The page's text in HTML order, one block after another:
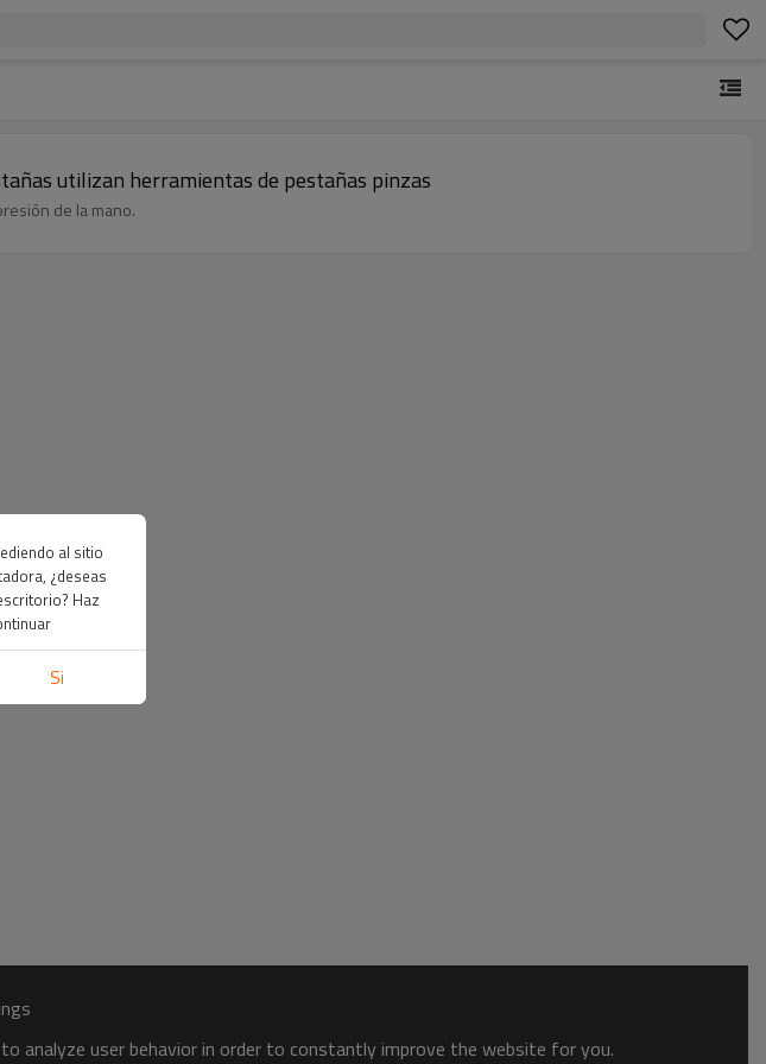
utilizan herramientas de pestañas pinzas
de la mano.
analyze user behavior in order to constantly improve the website for you.
al sitio
¿deseas
Haz
Si